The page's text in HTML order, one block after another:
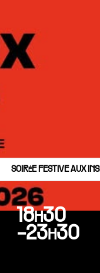
SOIRéE FESTIVE AUX
18h30
-23h30